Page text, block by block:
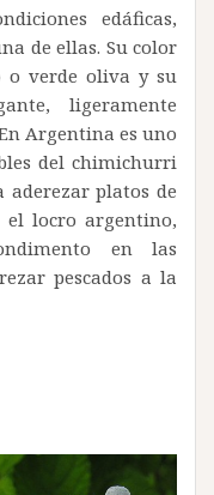
edáficas,
de ellas. Su color
o verde oliva y su
ligeramente
Argentina es uno
del chimichurri
platos de
locro argentino,
en las
pescados a la